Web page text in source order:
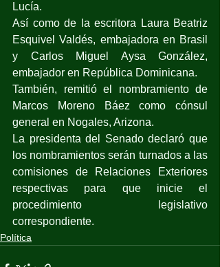
Lucía.
Así como de la escritora Laura Beatriz
Esquivel Valdés, embajadora en Brasil
y Carlos Miguel Aysa González,
embajador en República Dominicana.
También, remitió el nombramiento de
Marcos Moreno Báez como cónsul
general en Nogales, Arizona.
La presidenta del Senado declaró que
los nombramientos serán turnados a las
comisiones de Relaciones Exteriores
respectivas para que inicie el
procedimiento legislativo
correspondiente.
Política